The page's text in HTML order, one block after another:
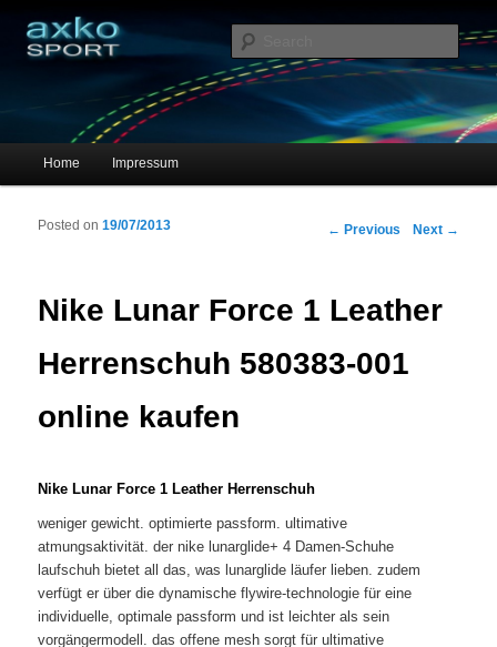
axko-sport – Sportschuhe online
Main menu
Skip to primary content
Skip to secondary content
Home Impressum
Post navigation
← Previous Next →
Nike Lunar Force 1 Leather
Herrenschuh 580383-001
online kaufen
Posted on19/07/2013
Nike Lunar Force 1 Leather Herrenschuh
weniger gewicht. optimierte passform. ultimative
atmungsaktivität. der nike lunarglide+ 4 Damen-Schuhe
laufschuh bietet all das, was lunarglide läufer lieben. zudem
verfügt er über die dynamische flywire-technologie für eine
individuelle, optimale passform und ist leichter als sein
vorgängermodell. das offene mesh sorgt für ultimative